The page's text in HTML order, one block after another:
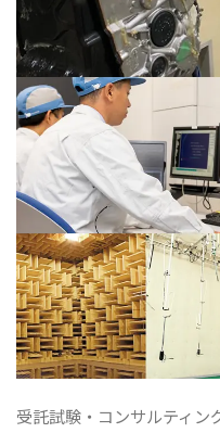
受託試験・コンサルティン